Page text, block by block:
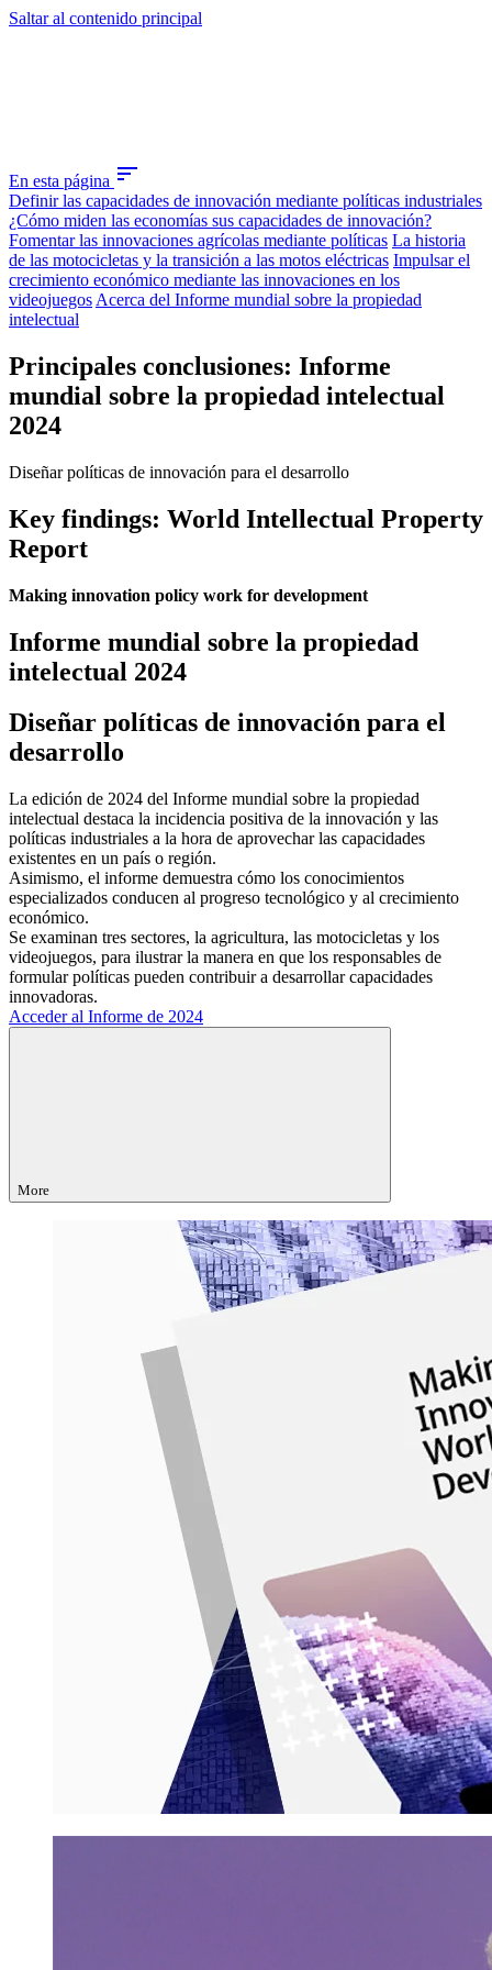
Saltar al contenido principal
En esta página sort
Definir las capacidades de innovación mediante políticas industriales
¿Cómo miden las economías sus capacidades de innovación?
Fomentar las innovaciones agrícolas mediante políticas La historia
de las motocicletas y la transición a las motos eléctricas Impulsar el
crecimiento económico mediante las innovaciones en los
videojuegos Acerca del Informe mundial sobre la propiedad
intelectual
Principales conclusiones: Informe
mundial sobre la propiedad intelectual
2024
Diseñar políticas de innovación para el desarrollo
Key findings: World Intellectual Property
Report
Making innovation policy work for development
Informe mundial sobre la propiedad
intelectual 2024
Diseñar políticas de innovación para el
desarrollo
La edición de 2024 del Informe mundial sobre la propiedad
intelectual destaca la incidencia positiva de la innovación y las
políticas industriales a la hora de aprovechar las capacidades
existentes en un país o región.
Asimismo, el informe demuestra cómo los conocimientos
especializados conducen al progreso tecnológico y al crecimiento
económico.
Se examinan tres sectores, la agricultura, las motocicletas y los
videojuegos, para ilustrar la manera en que los responsables de
formular políticas pueden contribuir a desarrollar capacidades
innovadoras.
Acceder al Informe de 2024
More